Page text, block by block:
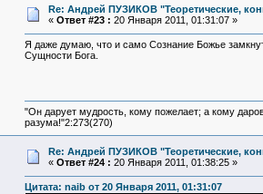
Re: Андрей ПУЗИКОВ "Теоретические,
« Ответ #23 : 20 Января 2011, 01:31:07 »
Я даже думаю, что и само Сознание Божье
Сущности Бога.
"Он дарует мудрость, кому пожелает; а кому
разума!"2:273(270)
Re: Андрей ПУЗИКОВ "Теоретические,
« Ответ #24 : 20 Января 2011, 01:38:25 »
Цитата: naib от 20 Января 2011, 01:31:07